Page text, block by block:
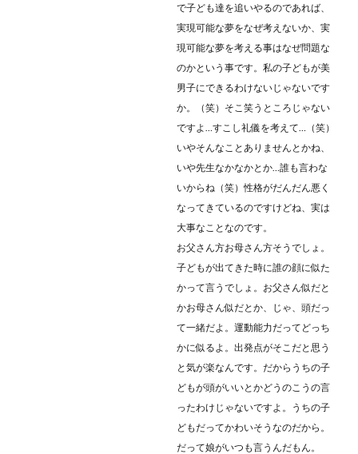
で子ども達を追いやるのであれば、
実現可能な夢をなぜ考えないか、実
現可能な夢を考える事はなぜ問題な
のかという事です。私の子どもが美
男子にできるわけないじゃないです
か。（笑）そこ笑うところじゃない
ですよ…すこし礼儀を考えて…（笑）
いやそんなことありませんとかね、
いや先生なかなかとか…誰も言わな
いからね（笑）性格がだんだん悪く
なってきているのですけどね、実は
大事なことなのです。
お父さん方お母さん方そうでしょ。
子どもが出てきた時に誰の顔に似た
かって言うでしょ。お父さん似だと
かお母さん似だとか、じゃ、頭だっ
て一緒だよ。運動能力だってどっち
かに似るよ。出発点がそこだと思う
と気が楽なんです。だからうちの子
どもが頭がいいとかどうのこうの言
ったわけじゃないですよ。うちの子
どもだってかわいそうなのだから。
だって娘がいつも言うんだもん。